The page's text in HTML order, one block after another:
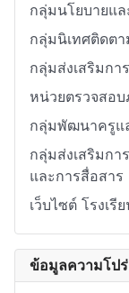
กลุ่มนโยบายแ
กลุ่มนิเทศติดต
กลุ่มส่งเสริมกา
หน่วยตรวจสอบ
กลุ่มพัฒนาครูแ
กลุ่มส่งเสริมกา
และการสื่อสาร
เว็บไซต์ โรงเรี
ข้อมูลความโป